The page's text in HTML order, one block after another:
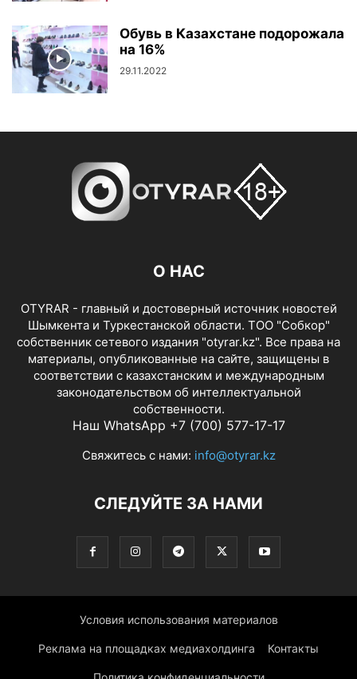
Обувь в Казахстане подорожала
на 16%
29.11.2022
О НАС
OTYRAR - главный и достоверный источник новостей
Шымкента и Туркестанской области. ТОО "Собкор"
собственник сетевого издания "otyrar.kz". Все права на
материалы, опубликованные на сайте, защищены в
соответствии с казахстанским и международным
законодательством об интеллектуальной
собственности.
Наш WhatsApp +7 (700) 577-17-17
Свяжитесь с нами: info@otyrar.kz
СЛЕДУЙТЕ ЗА НАМИ
Условия использования материалов
Реклама на площадках медиахолдинга Контакты